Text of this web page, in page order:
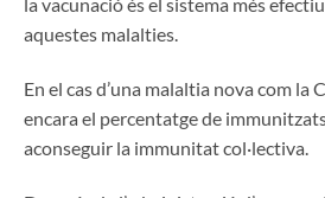
aquestes malalties.
En el cas d’una malaltia nova com la
encara el percentatge de
aconseguir la immunitat col·lectiva.